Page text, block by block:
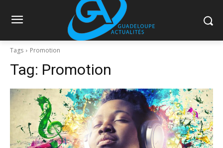
Tags Promotion
Tag: Promotion